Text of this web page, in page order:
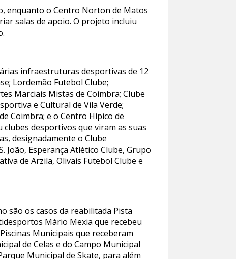
enquanto o Centro Norton de Matos
salas de apoio. O projeto incluiu
infraestruturas desportivas de 12
Lordemão Futebol Clube;
Marciais Mistas de Coimbra; Clube
e Cultural de Vila Verde;
Coimbra; e o Centro Hípico de
clubes desportivos que viram as suas
designadamente o Clube
Esperança Atlético Clube, Grupo
de Arzila, Olivais Futebol Clube e
são os casos da reabilitada Pista
Mário Mexia que recebeu
Municipais que receberam
de Celas e do Campo Municipal
Municipal de Skate, para além